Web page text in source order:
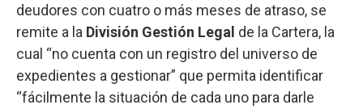
deudores con cuatro o más meses de atraso, se
remite a la División Gestión Legal de la Cartera, la
cual “no cuenta con un registro del universo de
expedientes a gestionar” que permita identificar
“fácilmente la situación de cada uno para darle